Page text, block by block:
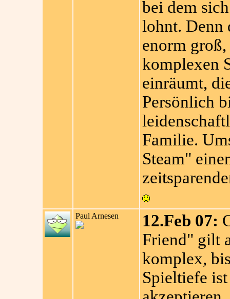
bei dem
lohnt. Denn
enorm
komplexen
einräumt,
Persönlich
Familie.
Steam"
Paul Arnesen 12.Feb 07:
Friend" gilt
komplex,
Spieltiefe